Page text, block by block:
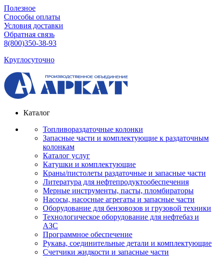
Полезное
Способы оплаты
Условия доставки
Обратная связь
8(800)350-38-93
Круглосуточно
Каталог
Топливораздаточные колонки
Запасные части и комплектующие к раздаточным
колонкам
Каталог услуг
Катушки и комплектующие
Краны/пистолеты раздаточные и запасные части
Литература для нефтепродуктообеспечения
Мерные инструменты, пасты, пломбираторы
Насосы, насосные агрегаты и запасные части
Оборудование для бензовозов и грузовой техники
Технологическое оборудование для нефтебаз и
АЗС
Программное обеспечение
Рукава, соединительные детали и комплектующие
Счетчики жидкости и запасные части